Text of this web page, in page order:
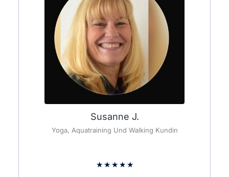
Susanne J.
Yoga, Aquatraining Und Walking Kundin
★ ★ ★ ★ ★